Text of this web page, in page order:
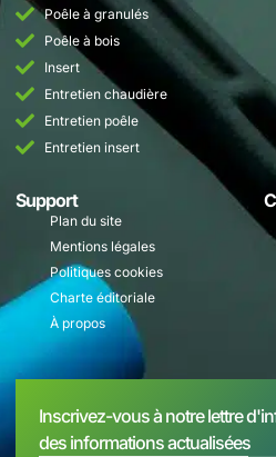
Poêle à granulés
Poêle à bois
Insert
Entretien chaudière
Entretien poêle
Entretien insert
Support
Plan du site
Mentions légales
Politiques cookies
Charte éditoriale
À propos
Inscrivez-vous à notre lettre
des informations actualisées